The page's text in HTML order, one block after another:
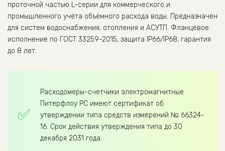
проточной частью L-серии для коммерческого и
промышленного учёта объёмного расхода воды. Предназначен
для систем водоснабжения, отопления и АСУТП. Фланцевое
исполнение по ГОСТ 33259-2015, защита IP66/IP68, гарантия
до 8 лет.
Расходомеры-счетчики электромагнитные
Питерфлоу РС имеют сертификат об
утверждении типа средств измерений № 66324-
16. Срок действия утверждения типа до 30
декабря 2031 года.